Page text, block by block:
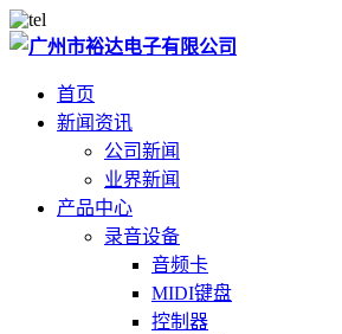
首页
新闻资讯
公司新闻
业界新闻
产品中心
录音设备
音频卡
MIDI键盘
控制器